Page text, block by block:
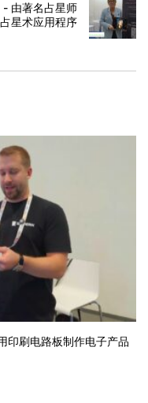
由著名占星师
星术应用程序
刷电路板制作电子产品